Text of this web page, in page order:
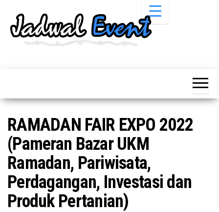
Pameran,
Acara &
Promo
Terbaru
Pameran,
Bazaar,
Workshop,
Job Fair,
Lomba dll.
RAMADAN FAIR EXPO 2022
(Pameran Bazar UKM
Ramadan, Pariwisata,
Perdagangan, Investasi dan
Produk Pertanian)